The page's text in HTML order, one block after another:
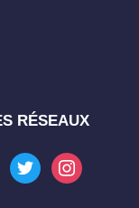
RÉSEAUX
twitter instagram